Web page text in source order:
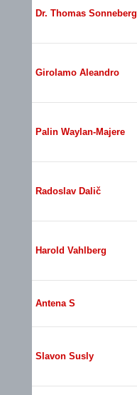
Dr. Thomas Sonneberg
Girolamo Aleandro
Palin Waylan-Majere
Radoslav Dalič
Harold Vahlberg
Antena S
Slavon Susly